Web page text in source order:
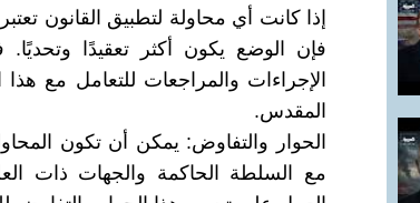
إذا كانت أي محاولة لتطبيق القانون
فإن الوضع يكون أكثر تعقيدًا
الإجراءات والمراجعات للتعامل مع
المقدس.
الحوار والتفاوض: يمكن أن تكون
مع السلطة الحاكمة والجهات ذات